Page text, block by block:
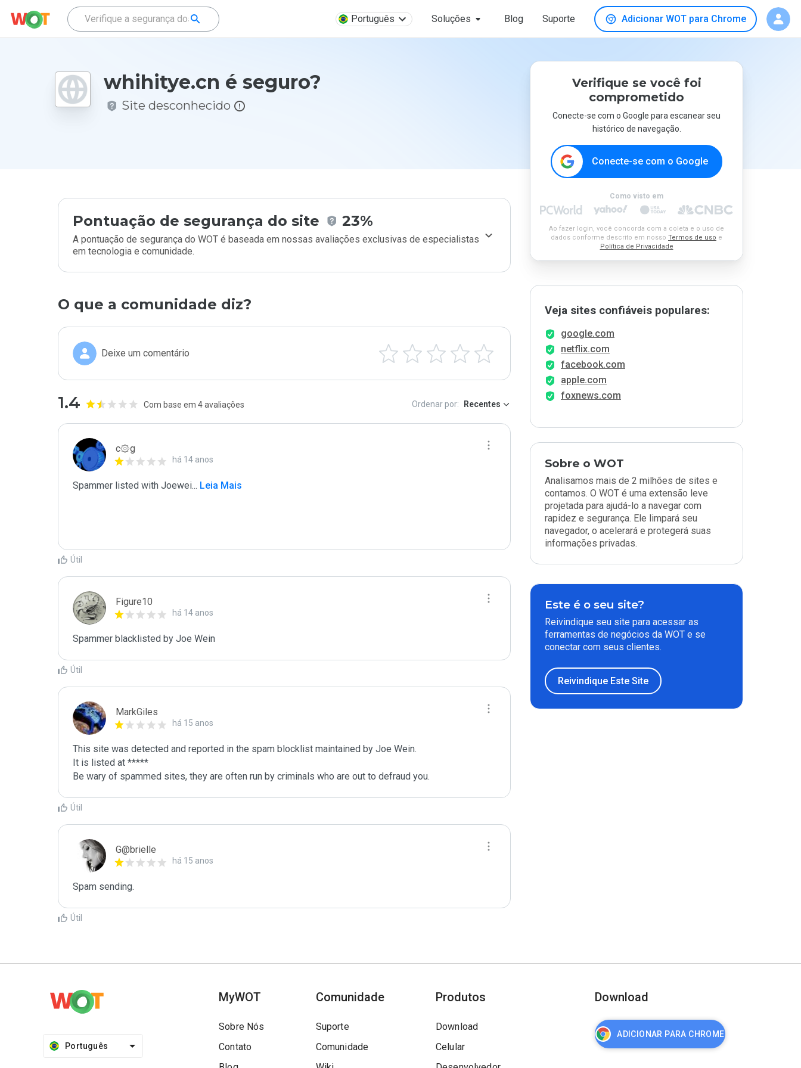
Português Soluções Blog Suporte Adicionar WOT para Chrome
whihitye.cn é seguro?
Site desconhecido
Pontuação de segurança do site 23%
A pontuação de segurança do WOT é baseada em nossas avaliações exclusivas de especialistas
em tecnologia e comunidade.
O que a comunidade diz?
Deixe um comentário
1.4 Com base em 4 avaliações Ordenar por: Recentes
c۞g
há 14 anos
Spammer listed with Joewei... Leia Mais
Útil
Figure10
há 14 anos
Spammer blacklisted by Joe Wein
Útil
MarkGiles
há 15 anos
This site was detected and reported in the spam blocklist maintained by Joe Wein.
It is listed at *****
Be wary of spammed sites, they are often run by criminals who are out to defraud you.
Útil
G@brielle
há 15 anos
Spam sending.
Útil
Verifique se você foi
comprometido
Conecte-se com o Google para escanear seu
histórico de navegação.
Conecte-se com o Google
Como visto em
Ao fazer login, você concorda com a coleta e o uso de
dados conforme descrito em nosso Termos de uso e
Política de Privacidade
Veja sites confiáveis populares:
google.com
netflix.com
facebook.com
apple.com
foxnews.com
Sobre o WOT
Analisamos mais de 2 milhões de sites e
contamos. O WOT é uma extensão leve
projetada para ajudá-lo a navegar com
rapidez e segurança. Ele limpará seu
navegador, o acelerará e protegerá suas
informações privadas.
Este é o seu site?
Reivindique seu site para acessar as
ferramentas de negócios da WOT e se
conectar com seus clientes.
Reivindique Este Site
Português
MyWOT
Sobre Nós
Contato
Comunidade
Suporte
Comunidade
Produtos
Download
Celular
Download
ADICIONAR PARA CHROME